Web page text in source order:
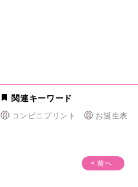
関連キーワード
コンビニプリント お誕生表
< 前へ